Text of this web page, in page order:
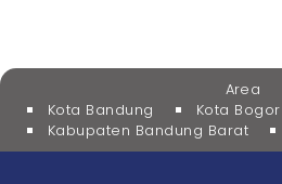
Area
Kota Bandung
Kota Bogor
Kabupaten Bandung Barat